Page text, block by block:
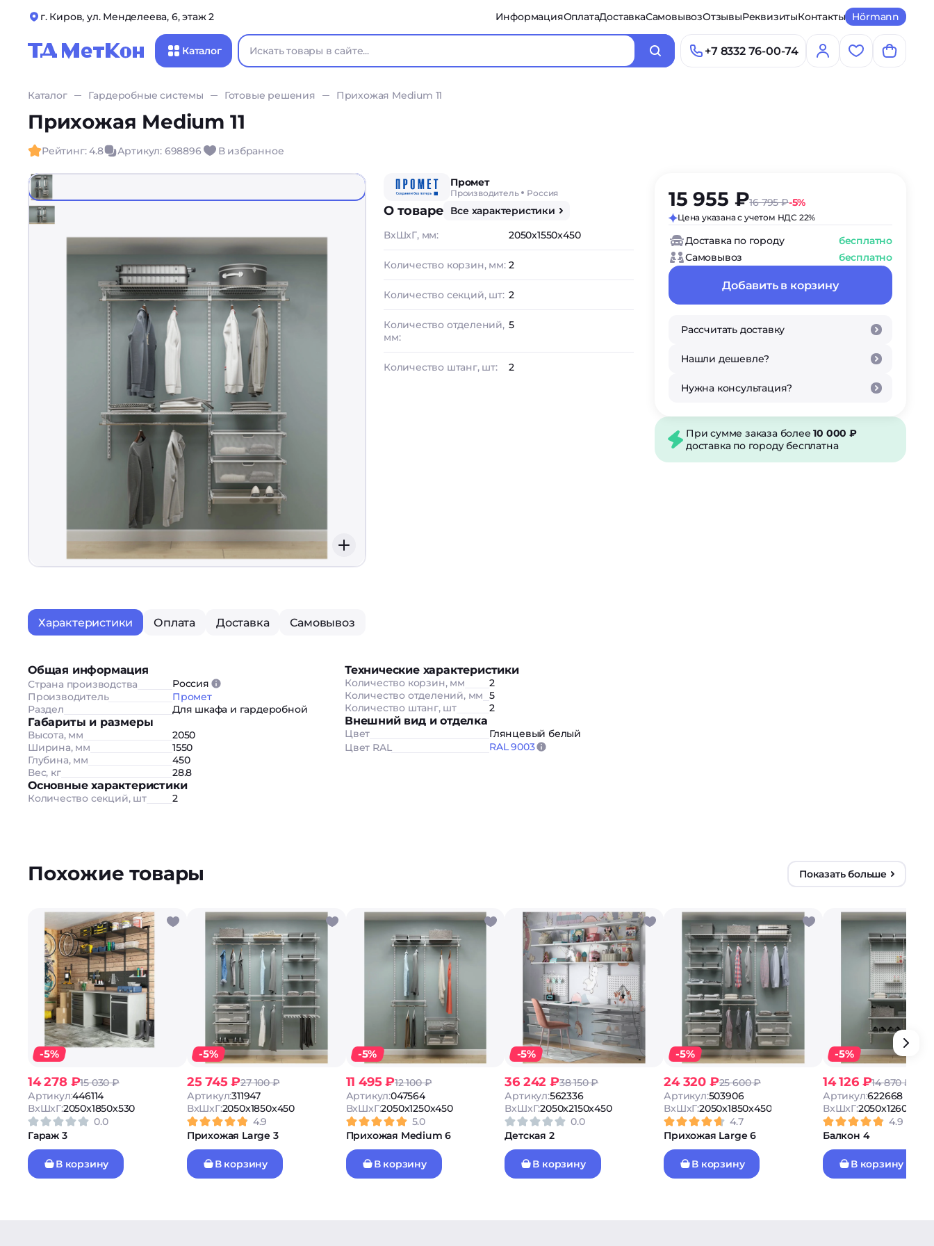
г. Киров, ул. Менделеева, 6, этаж 2 ИнформацияОплатаДоставкаСамовывозОтзывыРеквизитыКонтакты Hörmann
Каталог +7 8332 76-00-74
Каталог Гардеробные системы Готовые решения Прихожая Medium 11
Прихожая Medium 11
Рейтинг: 4.8 Артикул: 698896 В избранное
Промет
Производитель Россия
О товаре
Все характеристики
ВxШxГ, мм:
2050x1550x450
Количество корзин, мм: 2
Количество секций, шт: 2
Количество отделений,
мм:
5
Количество штанг, шт: 2
Характеристики Оплата Доставка Самовывоз
Общая информация
Страна производства
Россия
Производитель
Промет
Раздел
Для шкафа и гардеробной
Габариты и размеры
Высота, мм
2050
Ширина, мм
1550
Глубина, мм
450
Вес, кг
28.8
Основные характеристики
Количество секций, шт 2
Технические характеристики
Количество корзин, мм
2
Количество отделений, мм 5
Количество штанг, шт
2
Внешний вид и отделка
Цвет
Глянцевый белый
Цвет RAL
RAL 9003
15 955 ₽16 795 ₽-5%
Цена указана с учетом НДС 22%
Доставка по городу
бесплатно
Самовывоз
бесплатно
Добавить в корзину
Рассчитать доставку
Нашли дешевле?
Нужна консультация?
При сумме заказа более10 000 ₽
доставка по городу бесплатна
Похожие товары Показать больше
-5%
14 278 ₽15 030 ₽
Артикул:446114
ВxШxГ:2050x1850x530
0.0
Гараж 3
В корзину
-5%
25 745 ₽27 100 ₽
Артикул:311947
ВxШxГ:2050x1850x450
4.9
Прихожая Large 3
В корзину
-5%
11 495 ₽12 100 ₽
Артикул:047564
ВxШxГ:2050x1250x450
5.0
Прихожая Medium 6
В корзину
-5%
36 242 ₽38 150 ₽
Артикул:562336
ВxШxГ:2050x2150x450
0.0
Детская 2
В корзину
-5%
24 320 ₽25 600 ₽
Артикул:503906
ВxШxГ:2050x1850x450
4.7
Прихожая Large 6
В корзину
-5%
14 126 ₽14 870 ₽
Артикул:622668
ВxШxГ:2050x1260x530
4.9
Балкон 4
В корзину